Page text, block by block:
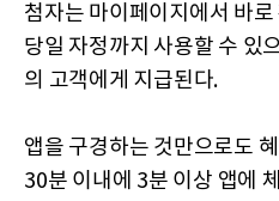
첨자는 마이페이지에서 바
당일 자정까지 사용할 수 있
의 고객에게 지급된다.
앱을 구경하는 것만으로도
30분 이내에 3분 이상 앱에